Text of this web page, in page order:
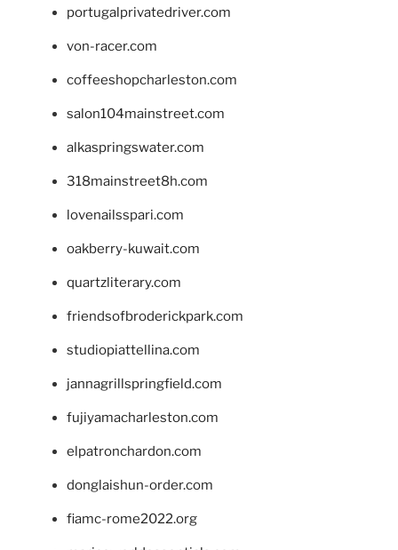
portugalprivatedriver.com
von-racer.com
coffeeshopcharleston.com
salon104mainstreet.com
alkaspringswater.com
318mainstreet8h.com
lovenailsspari.com
oakberry-kuwait.com
quartzliterary.com
friendsofbroderickpark.com
studiopiattellina.com
jannagrillspringfield.com
fujiyamacharleston.com
elpatronchardon.com
donglaishun-order.com
fiamc-rome2022.org